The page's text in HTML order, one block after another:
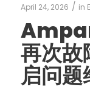
April 24, 2026 / in
再次故
启问题